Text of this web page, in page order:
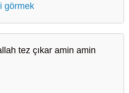
görmek
tez çıkar amin amin